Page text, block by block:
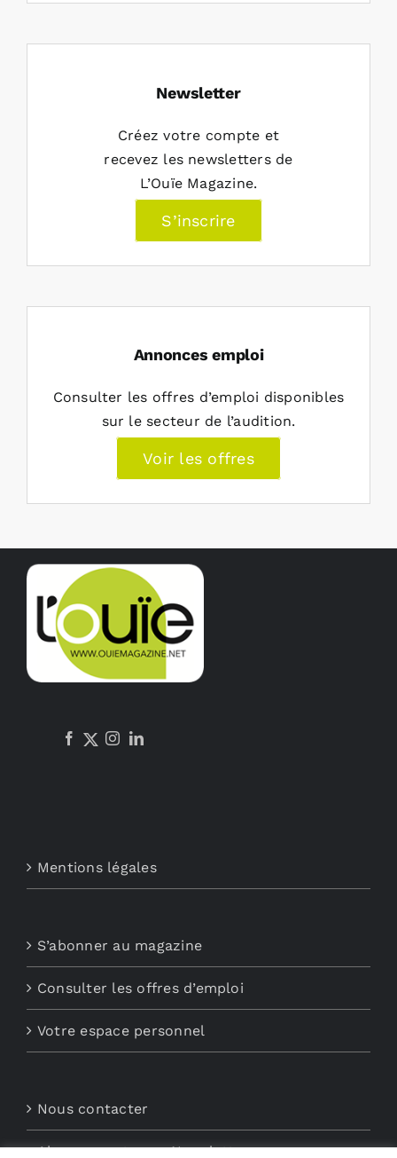
Newsletter
Créez votre compte et
recevez les newsletters de
L’Ouïe Magazine.
S’inscrire
Annonces emploi
Consulter les offres d’emploi disponibles
sur le secteur de l’audition.
Voir les offres
Mentions légales
S’abonner au magazine
Consulter les offres d’emploi
Votre espace personnel
Nous contacter
Abonnements aux Newsletters